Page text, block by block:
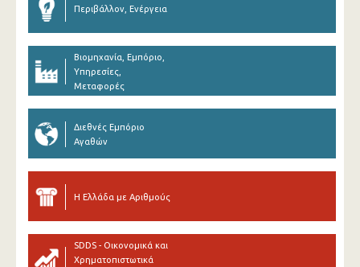
Περιβάλλον, Ενέργεια
Βιομηχανία, Εμπόριο,
Υπηρεσίες,
Μεταφορές
Διεθνές Εμπόριο
Αγαθών
Η Ελλάδα με Αριθμούς
SDDS - Οικονομικά και
Χρηματοπιστωτικά